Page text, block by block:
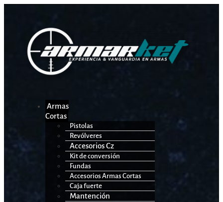
Armas
Cortas
Pistolas
Revólveres
Accesorios Cz
Kit de conversión
Fundas
Accesorios Armas Cortas
Caja fuerte
Mantención